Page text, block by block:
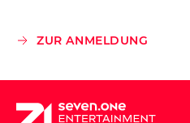
ZUR ANMELDUNG